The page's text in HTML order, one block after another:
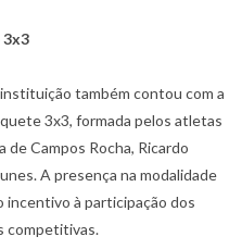
também contou com a
3x3, formada pelos atletas
Campos Rocha, Ricardo
A presença na modalidade
incentivo à participação dos
competitivas.